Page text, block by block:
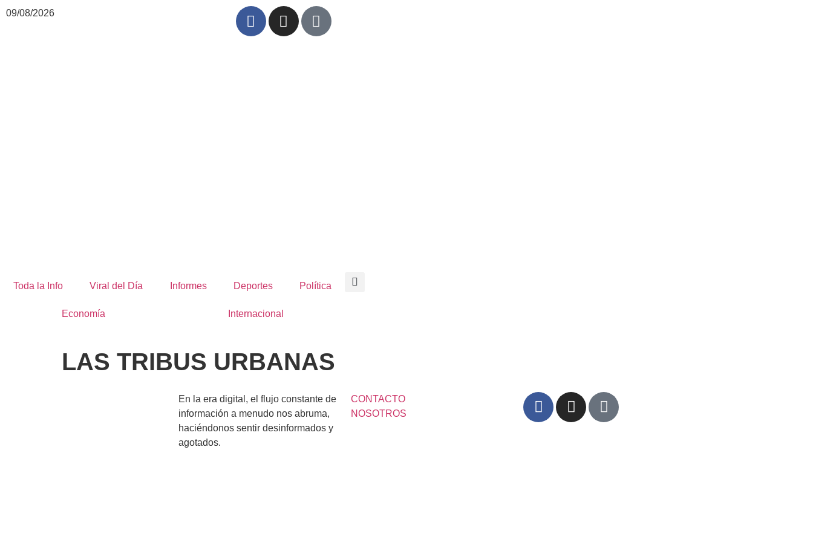
09/08/2026
Toda la Info Viral del Día Informes Deportes Política
Economía Internacional
LAS TRIBUS URBANAS
En la era digital, el flujo constante de
información a menudo nos abruma,
haciéndonos sentir desinformados y
agotados.
CONTACTO
NOSOTROS